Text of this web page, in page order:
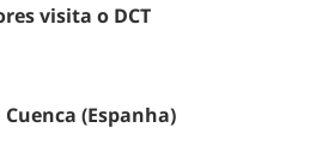
visita o DCT
(Espanha)